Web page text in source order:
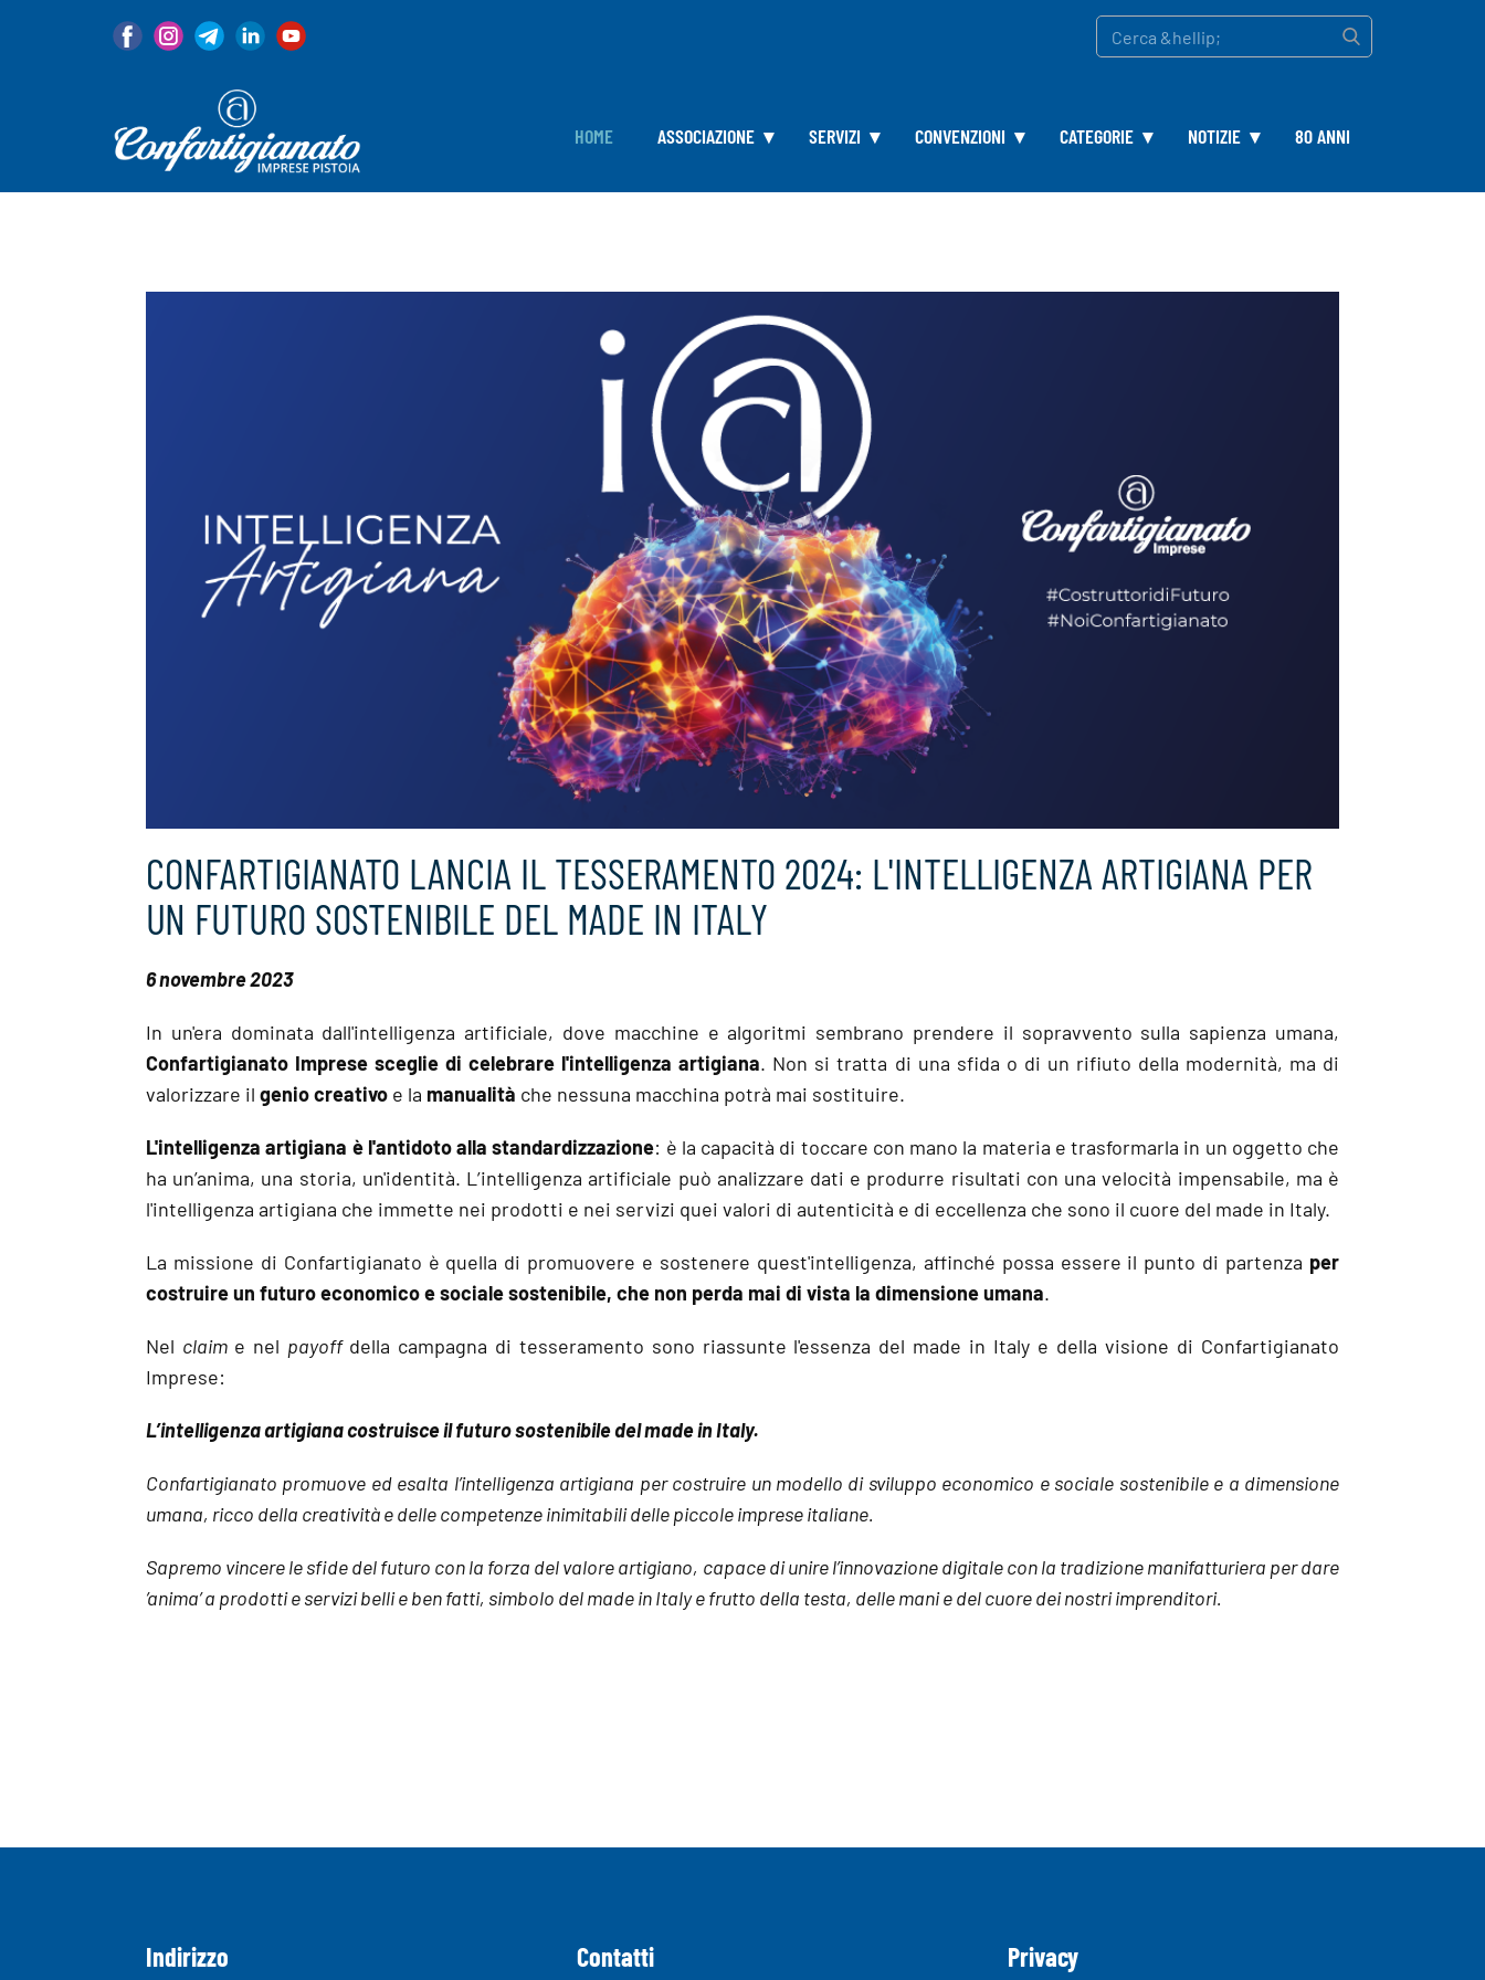
HOME ASSOCIAZIONE SERVIZI CONVENZIONI CATEGORIE NOTIZIE 80 ANNI
CONFARTIGIANATO LANCIA IL TESSERAMENTO 2024: L'INTELLIGENZA ARTIGIANA PER
UN FUTURO SOSTENIBILE DEL MADE IN ITALY
6 novembre 2023
In un'era dominata dall'intelligenza artificiale, dove macchine e algoritmi sembrano prendere il sopravvento sulla sapienza umana,
Confartigianato Imprese sceglie di celebrare l'intelligenza artigiana. Non si tratta di una sfida o di un rifiuto della modernità, ma di
valorizzare il genio creativo e la manualità che nessuna macchina potrà mai sostituire.
L'intelligenza artigiana è l'antidoto alla standardizzazione: è la capacità di toccare con mano la materia e trasformarla in un oggetto che
ha un’anima, una storia, un'identità. L’intelligenza artificiale può analizzare dati e produrre risultati con una velocità impensabile, ma è
l'intelligenza artigiana che immette nei prodotti e nei servizi quei valori di autenticità e di eccellenza che sono il cuore del made in Italy.
La missione di Confartigianato è quella di promuovere e sostenere quest'intelligenza, affinché possa essere il punto di partenza per
costruire un futuro economico e sociale sostenibile, che non perda mai di vista la dimensione umana.
Nel claim e nel payoff della campagna di tesseramento sono riassunte l'essenza del made in Italy e della visione di Confartigianato
Imprese:
L’intelligenza artigiana costruisce il futuro sostenibile del made in Italy.
Confartigianato promuove ed esalta l’intelligenza artigiana per costruire un modello di sviluppo economico e sociale sostenibile e a dimensione
umana, ricco della creatività e delle competenze inimitabili delle piccole imprese italiane.
Sapremo vincere le sfide del futuro con la forza del valore artigiano, capace di unire l’innovazione digitale con la tradizione manifatturiera per dare
’anima’ a prodotti e servizi belli e ben fatti, simbolo del made in Italy e frutto della testa, delle mani e del cuore dei nostri imprenditori.
Indirizzo Contatti Privacy